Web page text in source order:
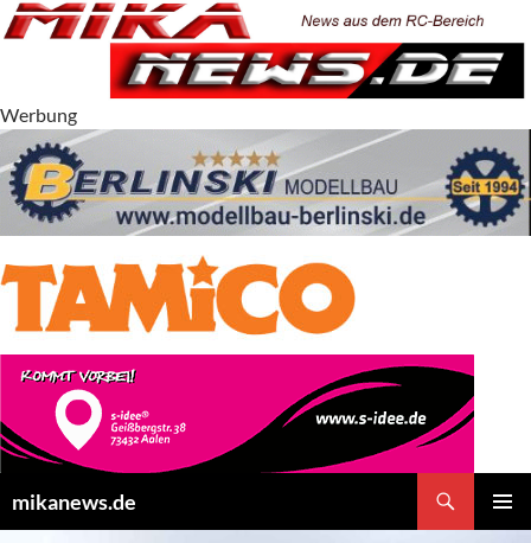
Zum
Inhalt
Werbung
mikanews.de